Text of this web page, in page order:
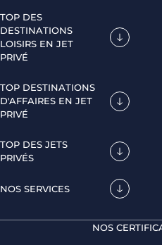
TOP DES
DESTINATIONS
LOISIRS EN JET
PRIVÉ
TOP DESTINATIONS
D'AFFAIRES EN JET
PRIVÉ
TOP DES JETS
PRIVÉS
NOS SERVICES
NOS